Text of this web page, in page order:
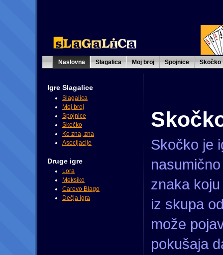
Naslovna Slagalica Moj broj Spojnice Skočko
Igre Slagalice
Slagalica
Moj broj
Spojnice
Skočko
Ko zna, zna
Asocijacije
Druge igre
Lora
Meksiko
Carevo Blago
Dečja igra
Skočko je
znaka
iz skupa
može
pokušaja